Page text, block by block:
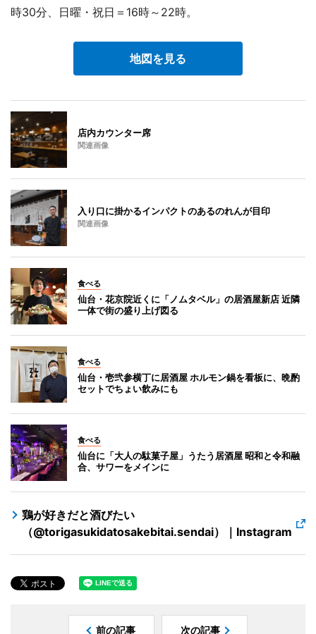
時30分、日曜・祝日＝16時～22時。
地図を見る
店内カウンター席
関連画像
入り口に掛かるインパクトのあるのれんが目印
関連画像
食べる
仙台・花京院近くに「ノムタベル」の居酒屋新店 近隣
一体で街の盛り上げ図る
食べる
仙台・壱弐参横丁に居酒屋 ホルモン鍋を看板に、晩酌
セットでちょい飲みにも
食べる
仙台に「大人の駄菓子屋」うたう居酒屋 昭和と令和融
合、サワーをメインに
鶏が好きだと酒びたい
（@torigasukidatosakebitai.sendai）｜Instagram
前の記事 次の記事